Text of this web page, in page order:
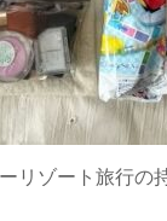
リゾート旅行の